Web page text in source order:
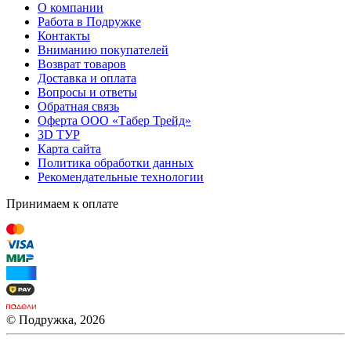
О компании
Работа в Подружке
Контакты
Вниманию покупателей
Возврат товаров
Доставка и оплата
Вопросы и ответы
Обратная связь
Оферта ООО «Табер Трейд»
3D ТУР
Карта сайта
Политика обработки данных
Рекомендательные технологии
Принимаем к оплате
© Подружка, 2026